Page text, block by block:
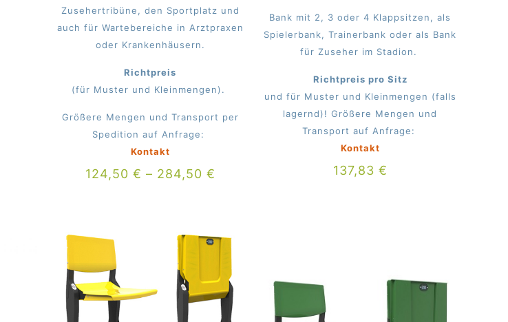
Zusehertribüne, den Sportplatz und
auch für Wartebereiche in Arztpraxen
oder Krankenhäusern.
Richtpreis
(für Muster und Kleinmengen).
Größere Mengen und Transport per
Spedition auf Anfrage:
Kontakt
124,50 € – 284,50 €
Bank mit 2, 3 oder 4 Klappsitzen, als
Spielerbank, Trainerbank oder als Bank
für Zuseher im Stadion.
Richtpreis pro Sitz
und für Muster und Kleinmengen (falls
lagernd)! Größere Mengen und
Transport auf Anfrage:
Kontakt
137,83 €